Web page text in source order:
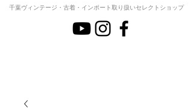
千葉ヴィンテージ・古着・インポート取り扱いセレクトショップ